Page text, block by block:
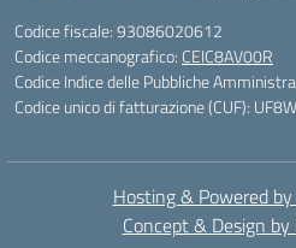
Codice fiscale: 93086020612
Codice meccanografico: CEIC8AV00R
Codice Indice delle Pubbliche
Codice unico di fatturazione (CUF):
Hosting & Powered
Concept & Design